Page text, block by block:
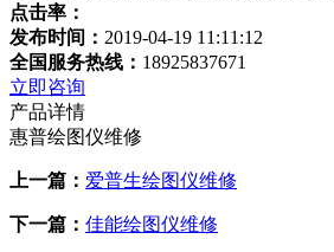
点击率：
发布时间： 2019-04-19 11:11:12
全国服务热线： 18925837671
立即咨询
产品详情
惠普绘图仪维修
上一篇： 爱普生绘图仪维修
下一篇： 佳能绘图仪维修